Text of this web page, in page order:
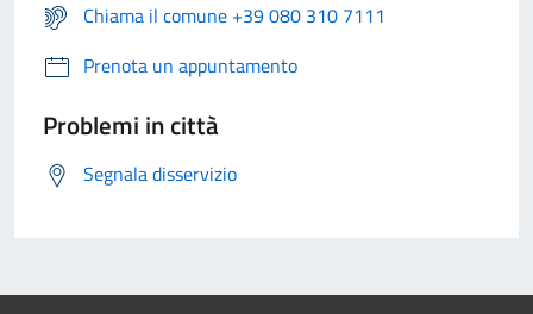
Chiama il comune +39 080 310 7111
Prenota un appuntamento
Problemi in città
Segnala disservizio